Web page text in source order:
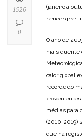
(janeiro a
período pré-
O ano de
mais quente
calor global
recorde do
médias para
(2010-2019)
que há
1526
0